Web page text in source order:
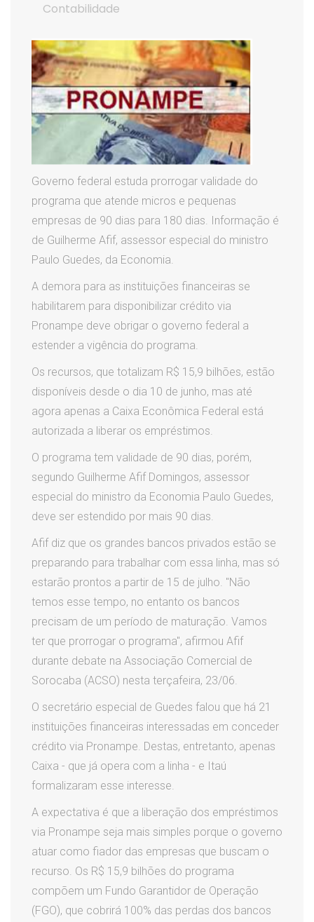
Contabilidade
Governo federal estuda prorrogar validade do
programa que atende micros e pequenas
empresas de 90 dias para 180 dias. Informação é
de Guilherme Afif, assessor especial do ministro
Paulo Guedes, da Economia.
A demora para as instituições financeiras se
habilitarem para disponibilizar crédito via
Pronampe deve obrigar o governo federal a
estender a vigência do programa.
Os recursos, que totalizam R$ 15,9 bilhões, estão
disponíveis desde o dia 10 de junho, mas até
agora apenas a Caixa Econômica Federal está
autorizada a liberar os empréstimos.
O programa tem validade de 90 dias, porém,
segundo Guilherme Afif Domingos, assessor
especial do ministro da Economia Paulo Guedes,
deve ser estendido por mais 90 dias.
Afif diz que os grandes bancos privados estão se
preparando para trabalhar com essa linha, mas só
estarão prontos a partir de 15 de julho. "Não
temos esse tempo, no entanto os bancos
precisam de um período de maturação. Vamos
ter que prorrogar o programa", afirmou Afif
durante debate na Associação Comercial de
Sorocaba (ACSO) nesta terçafeira, 23/06.
O secretário especial de Guedes falou que há 21
instituições financeiras interessadas em conceder
crédito via Pronampe. Destas, entretanto, apenas
Caixa - que já opera com a linha - e Itaú
formalizaram esse interesse.
A expectativa é que a liberação dos empréstimos
via Pronampe seja mais simples porque o governo
atuar como fiador das empresas que buscam o
recurso. Os R$ 15,9 bilhões do programa
compõem um Fundo Garantidor de Operação
(FGO), que cobrirá 100% das perdas dos bancos